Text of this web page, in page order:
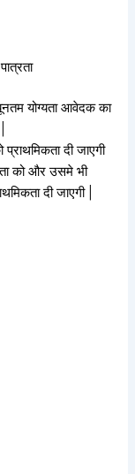
योग्यता आवेदक का
दी जाएगी
को और उसमे भी
दी जाएगी |